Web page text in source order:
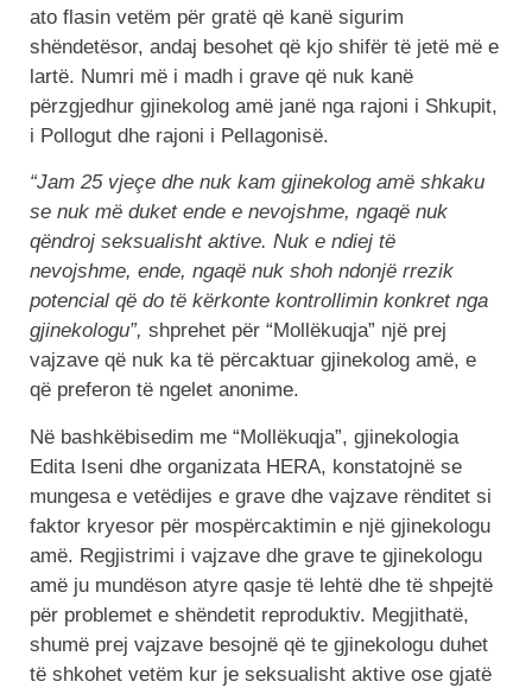
ato flasin vetëm për gratë që kanë sigurim
shëndetësor, andaj besohet që kjo shifër të jetë më e
lartë. Numri më i madh i grave që nuk kanë
përzgjedhur gjinekolog amë janë nga rajoni i Shkupit,
i Pollogut dhe rajoni i Pellagonisë.
“Jam 25 vjeçe dhe nuk kam gjinekolog amë shkaku
se nuk më duket ende e nevojshme, ngaqë nuk
qëndroj seksualisht aktive. Nuk e ndiej të
nevojshme, ende, ngaqë nuk shoh ndonjë rrezik
potencial që do të kërkonte kontrollimin konkret nga
gjinekologu”, shprehet për “Mollëkuqja” një prej
vajzave që nuk ka të përcaktuar gjinekolog amë, e
që preferon të ngelet anonime.
Në bashkëbisedim me “Mollëkuqja”, gjinekologia
Edita Iseni dhe organizata HERA, konstatojnë se
mungesa e vetëdijes e grave dhe vajzave rënditet si
faktor kryesor për mospërcaktimin e një gjinekologu
amë. Regjistrimi i vajzave dhe grave te gjinekologu
amë ju mundëson atyre qasje të lehtë dhe të shpejtë
për problemet e shëndetit reproduktiv. Megjithatë,
shumë prej vajzave besojnë që te gjinekologu duhet
të shkohet vetëm kur je seksualisht aktive ose gjatë